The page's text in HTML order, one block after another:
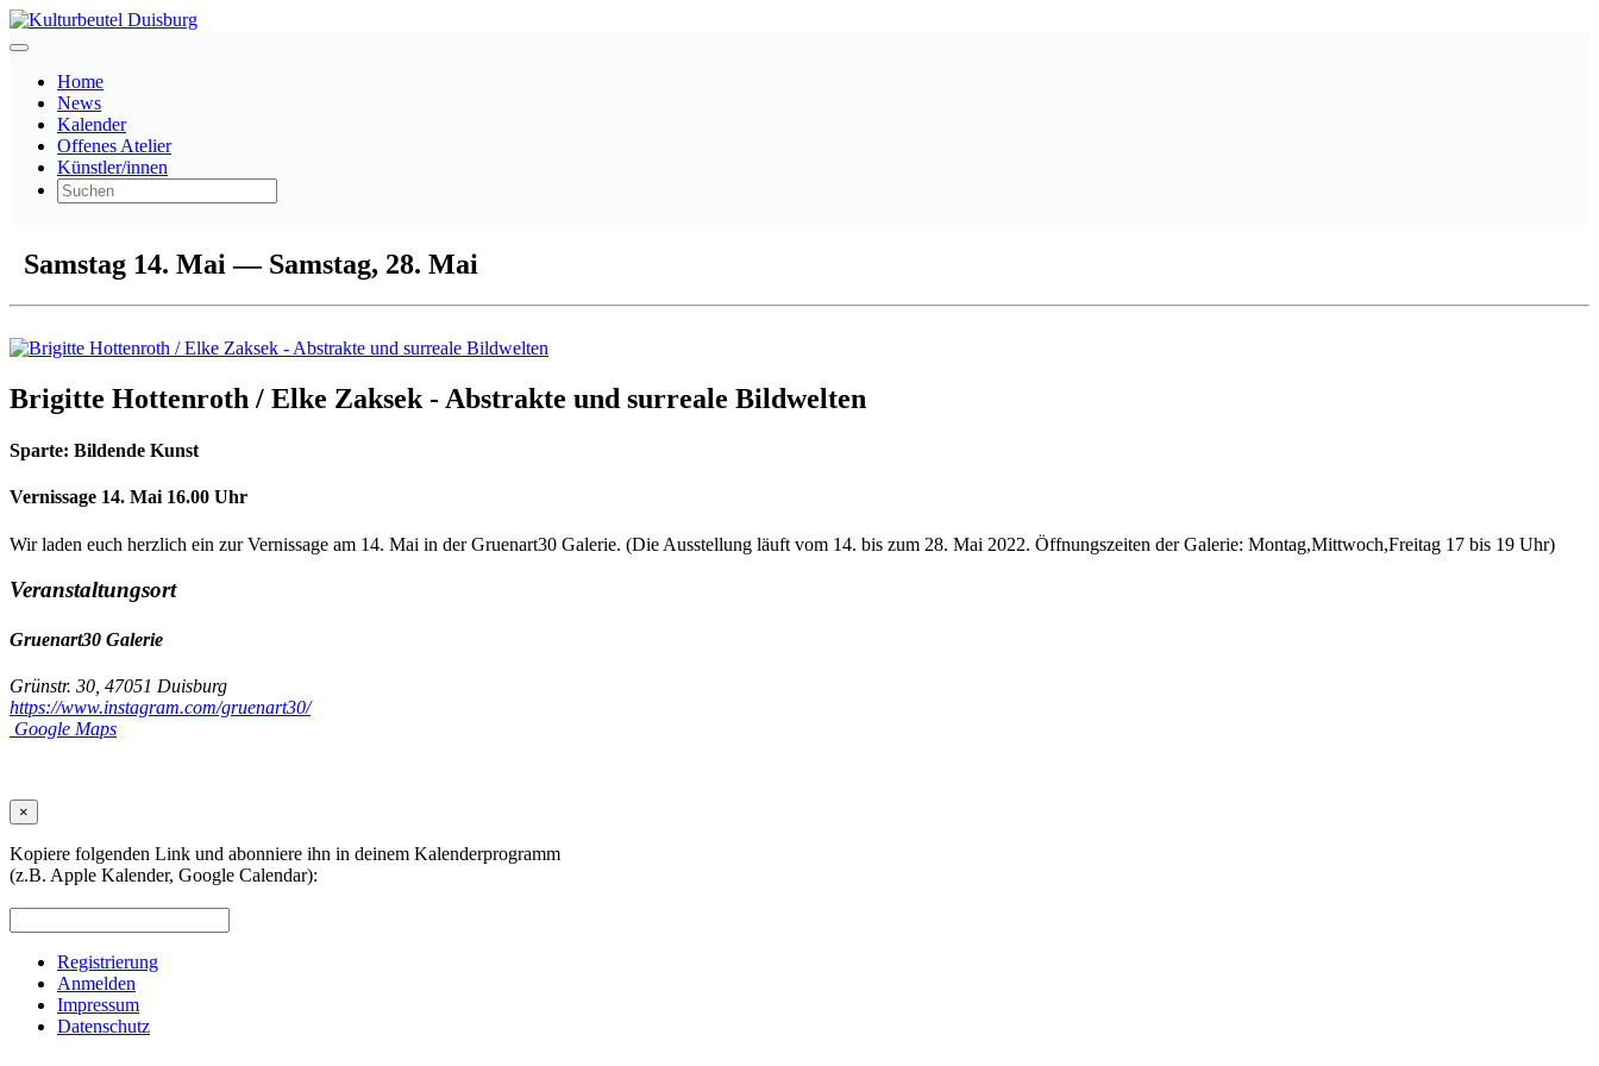
Home
News
Kalender
Offenes Atelier
Künstler/innen
Samstag 14. Mai — Samstag, 28. Mai
Brigitte Hottenroth / Elke Zaksek - Abstrakte und surreale Bildwelten
Sparte: Bildende Kunst
Vernissage 14. Mai 16.00 Uhr
Wir laden euch herzlich ein zur Vernissage am 14. Mai in der Gruenart30 Galerie. (Die Ausstellung läuft vom 14. bis zum 28. Mai 2022. Öffnungszeiten der Galerie: Montag,Mittwoch,Freitag 17 bis 19 Uhr)
Veranstaltungsort
Gruenart30 Galerie
Grünstr. 30, 47051 Duisburg
https://www.instagram.com/gruenart30/
Google Maps
×
Kopiere folgenden Link und abonniere ihn in deinem Kalenderprogramm
(z.B. Apple Kalender, Google Calendar):
Registrierung
Anmelden
Impressum
Datenschutz